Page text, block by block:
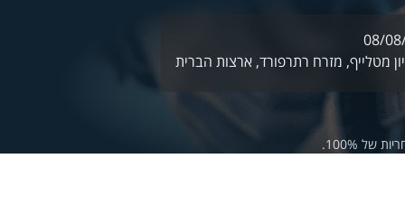
08/
מטלייף, מזרח רתרפורד, ארצות הברית